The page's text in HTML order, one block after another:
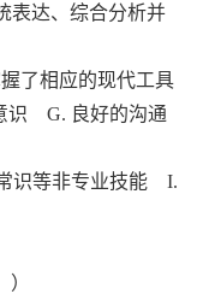
表达、综合分析并
了相应的现代工具
识 G. 良好的沟通
识等非专业技能 I.